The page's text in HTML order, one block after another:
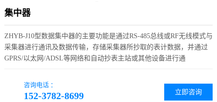
集中器
ZHYB-J10型数据集中器的主要功能是通过RS-485总线或RF无线模式与
采集器进行通讯及数据传输，存储采集器所抄取的表计数据，并通过
GPRS/以太网/ADSL等网络和自动抄表主站或其他设备进行通
立即咨询
咨询电话 ：
152-3782-8699